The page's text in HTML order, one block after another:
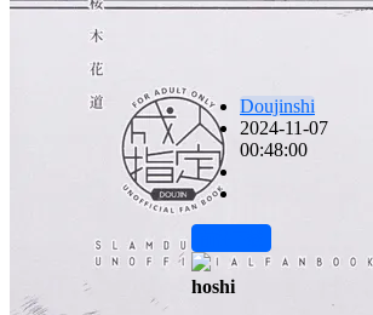
Doujinshi
2024-11-07
00:48:00
hoshi